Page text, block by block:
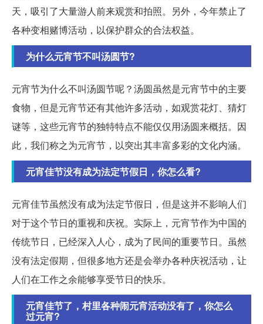
天，吸引了大量游人前来观赏和拍照。另外，今年禁止了
各种变相赌博活动，以保护群众的合法权益。
为什么元宵节不叫汤圆节?
元宵节为什么不叫汤圆节呢？汤圆虽然是元宵节中的主要
食物，但是元宵节还有其他许多活动，如观赏花灯、猜灯
谜等，这些元宵节的独特特点不能仅仅用汤圆来概括。因
此，我们称之为元宵节，以突出其丰富多彩的文化内涵。
元宵佳节没有成为法定节假日，你怎么看?
元宵佳节虽然没有成为法定节假日，但是这并不影响人们
对于这个节日的重视和庆祝。实际上，元宵节作为中国的
传统节日，已经深入人心，成为了民间的重要节日。虽然
没有法定假期，但很多地方还是会举办各种庆祝活动，让
人们在工作之余能够享受节日的快乐。
元宵佳节了，村里各种闹元宵活动没有了，你怎么
过元宵?